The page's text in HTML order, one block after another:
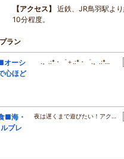
アクセス
近鉄、JR鳥羽駅よ
10分程度。
ラン
オーシ
心ほど
.。.:*・゜＋.:*・゜.。.:*…
■海・
ブレ
夜は遅くまで遊びたい！アク…